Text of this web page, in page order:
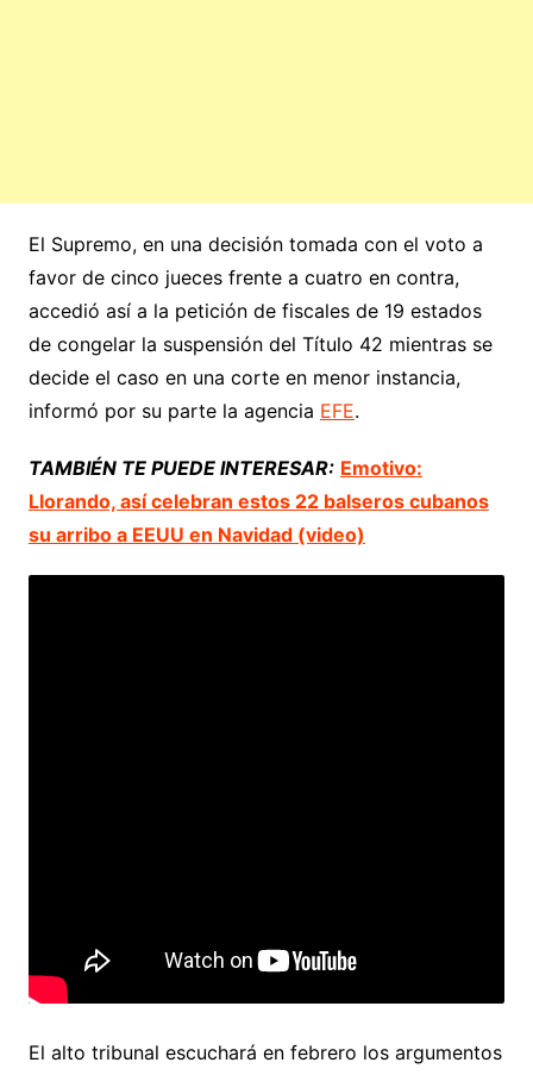
El Supremo, en una decisión tomada con el voto a
favor de cinco jueces frente a cuatro en contra,
accedió así a la petición de fiscales de 19 estados
de congelar la suspensión del Título 42 mientras se
decide el caso en una corte en menor instancia,
informó por su parte la agencia EFE.
TAMBIÉN TE PUEDE INTERESAR: Emotivo:
Llorando, así celebran estos 22 balseros cubanos
su arribo a EEUU en Navidad (video)
El alto tribunal escuchará en febrero los argumentos